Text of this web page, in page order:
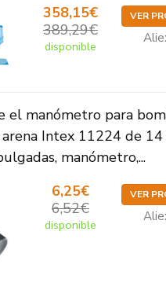
358,15€
389,29€
disponible
VER
el manómetro para
Intex 11224 de 14
manómetro,...
6,25€
6,52€
disponible
VER